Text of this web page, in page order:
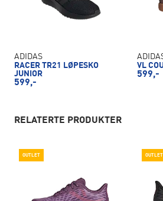
ADIDAS
RACER TR21 LØPESKO
JUNIOR
599,-
VL
599,-
RELATERTE PRODUKTER
OUTLET OUTLET